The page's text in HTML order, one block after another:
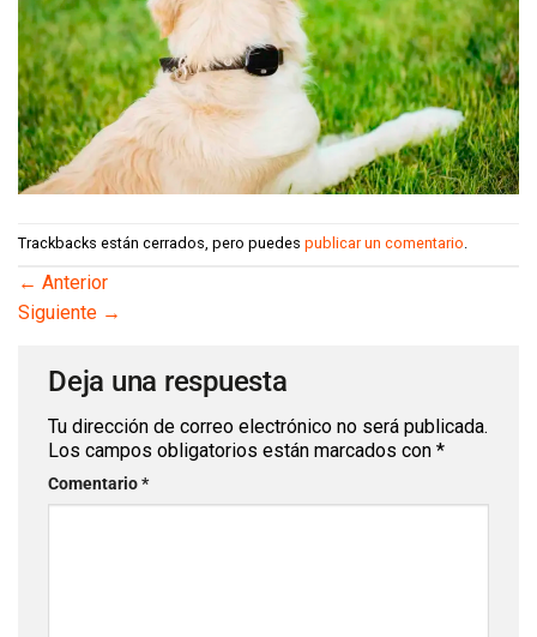
Trackbacks están cerrados, pero puedes publicar un comentario.
← Anterior
Siguiente →
Deja una respuesta
Tu dirección de correo electrónico no será publicada.
Los campos obligatorios están marcados con *
Comentario*